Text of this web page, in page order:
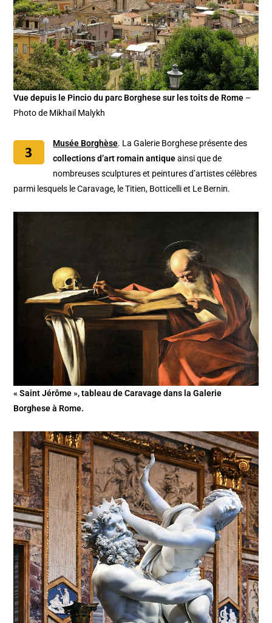
Vue depuis le Pincio du parc Borghese sur les toits de Rome –
Photo de Mikhail Malykh
Musée Borghèse. La Galerie Borghese présente des
collections d’art romain antiqueainsi que de
nombreuses sculptures et peintures d’artistes célèbres
parmi lesquels le Caravage, le Titien, Botticelli et Le Bernin.
« Saint Jérôme », tableau de Caravage dans la Galerie
Borghese à Rome.